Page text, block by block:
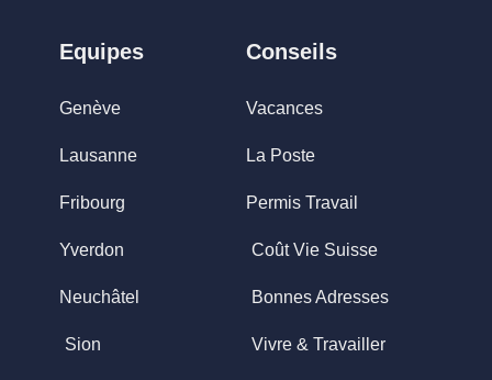
Equipes
Genève
Lausanne
Fribourg
Yverdon
Neuchâtel
Sion
Conseils
Vacances
La Poste
Permis Travail
Coût Vie Suisse
Bonnes Adresses
Vivre & Travailler